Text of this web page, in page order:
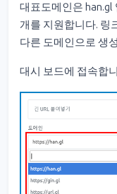
대표도메인은 han.gl
개를 지원합니다. 링
다른 도메인으로 생
대시 보드에 접속합